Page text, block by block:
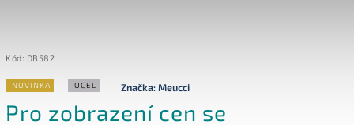
Kód: DB582
NOVINKA OCEL Značka:Meucci
Pro zobrazení cen se